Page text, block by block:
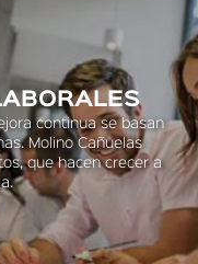
continua se basan
Molino Cañuelas
que hacen crecer a